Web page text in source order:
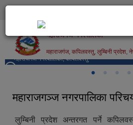
Skip to main content
महाराजगंज नगरपालिका
महाराजगंज, कपिलवस्तु, लुम्बिनी प्रदेश,
महाराजगंज नगरपालिका, कपिलवस्तु
महाराजगञ्ज नगरपालिका
लुम्बिनी प्रदेश अन्तरगत पर्ने